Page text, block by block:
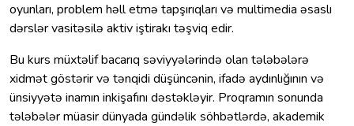
oyunları, problem həll etmə tapşırıqları və multimedia əsaslı
dərslər vasitəsilə aktiv iştirakı təşviq edir.
Bu kurs müxtəlif bacarıq səviyyələrində olan tələbələrə
xidmət göstərir və tənqidi düşüncənin, ifadə aydınlığının və
ünsiyyətə inamın inkişafını dəstəkləyir. Proqramın sonunda
tələbələr müasir dünyada gündəlik söhbətlərdə, akademik